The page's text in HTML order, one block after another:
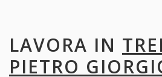
LAVORA IN
PIETRO